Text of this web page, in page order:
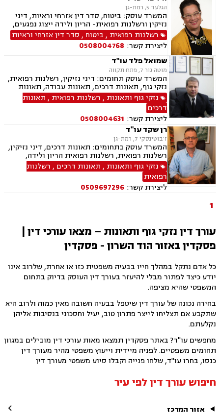
הגלעד 5, רמת-גן
המשרד עוסק: ביטוח, סדר דין אזרחי וראיות, דיני
נזיקין ורשלנות רפואית- הריון ולידה ייצוג נפגעים,
תאונות דרכים, אובדן כושר עבודה, ביטוח חיים,
תאונות עבודה ואחריות מקצועית.
רשלנות רפואית , ביטוח , סדר דין אזרחי וראיות
ליצירת קשר: 0508004768
שמואל פלד עו"ד
מוטה גור 7, פתח תקווה
המשרד עוסק תחומים: דיני נזיקין, רשלנות רפואית,
נזקי גוף, תאונות דרכים, תאונות עבודה, תאונות
תלמידים, ביטוח חיים, אובדן כושר עבודה, ביטוח
סיעודי, נכי צה"ל, תביעות ביטוח, נזקי רכוש, דיני
עבודה, דיני פנסיה, פירוקים והקפאות הליכים,
מקרקעין ונדל"ן, עסקאות מכר דירה, הפקעות
מקרקעין, מיסוי מקרקעין, פינוי מושכר, ייפוי כוח
מתמשך, ירושות וצוואות, הסכמי ממון
נזקי גוף ותאונות , רשלנות רפואית , תאונות
דרכים
ליצירת קשר: 0508004631
רן שקד עו"ד
ז'בוטינסקי 7, רמת-גן
המשרד עוסק בתחומים: תאונות דרכים, דיני נזיקין,
רשלנות רפואית, רשלנות רפואית הריון ולידה,
ביטוח, תאונות עבודה, ייצוג נכי צה"ל, ירושות
וצוואות.
נזקי גוף ותאונות , תאונות דרכים , רשלנות
רפואית
ליצירת קשר: 0509697296
1
עורך דין נזקי גוף ותאונות – מצאו עורכי דין |
פסקדין באזור הוד השרון - פסקדין
כל אדם נתקל במהלך חייו בבעיה משפטית כזו או אחרת, שלרוב אינו
יודע כיצד לפתור מבלי להיעזר בעורך דין העוסק בדיוק בתחום
המשפטי שהיא מציפה.
בחירה נכונה של עורך דין שיטפל בבעיה חשובה מאין כמוה ולרוב היא
שתקבע אם תצליחו לייצר פתרון טוב, יעיל וחסכוני בנסיבות אליהן
נקלעתם.
מחפשים עו"ד? באתר פסקדין תמצאו מאות עורכי דין מובילים במגוון
תחומים משפטיים. לפניה מיידית וייעוץ משפטי מהיר מעורך דין
כנסו, בחרו עו"ד, שלחו פנייה וקבלו סיוע משפטי מעורך דין
חיפוש עורך דין לפי עיר
אזור המרכז 